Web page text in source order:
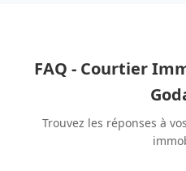
FAQ - Courtier
Trouvez les réponses à